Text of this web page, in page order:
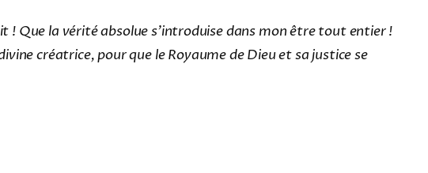
! Que la vérité absolue s’introduise dans mon être tout entier !
créatrice, pour que le Royaume de Dieu et sa justice se